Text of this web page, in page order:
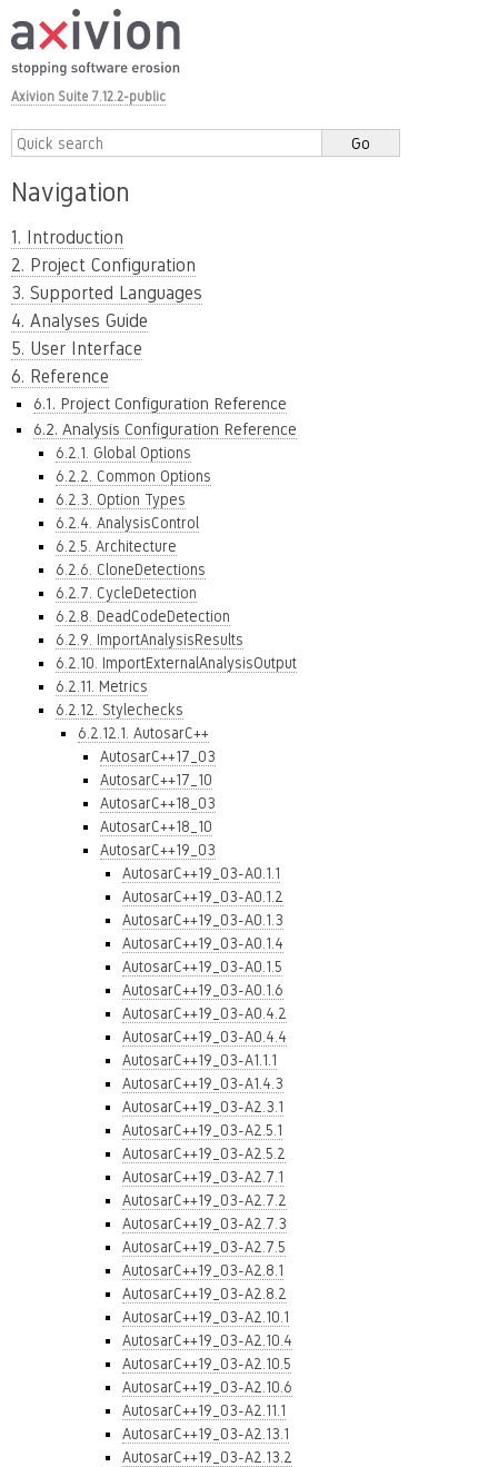
Axivion Suite 7.12.2-public
Navigation
1. Introduction
2. Project Configuration
3. Supported Languages
4. Analyses Guide
5. User Interface
6. Reference
6.1. Project Configuration Reference
6.2. Analysis Configuration Reference
6.2.1. Global Options
6.2.2. Common Options
6.2.3. Option Types
6.2.4. AnalysisControl
6.2.5. Architecture
6.2.6. CloneDetections
6.2.7. CycleDetection
6.2.8. DeadCodeDetection
6.2.9. ImportAnalysisResults
6.2.10. ImportExternalAnalysisOutput
6.2.11. Metrics
6.2.12. Stylechecks
6.2.12.1. AutosarC++
AutosarC++17_03
AutosarC++17_10
AutosarC++18_03
AutosarC++18_10
AutosarC++19_03
AutosarC++19_03-A0.1.1
AutosarC++19_03-A0.1.2
AutosarC++19_03-A0.1.3
AutosarC++19_03-A0.1.4
AutosarC++19_03-A0.1.5
AutosarC++19_03-A0.1.6
AutosarC++19_03-A0.4.2
AutosarC++19_03-A0.4.4
AutosarC++19_03-A1.1.1
AutosarC++19_03-A1.4.3
AutosarC++19_03-A2.3.1
AutosarC++19_03-A2.5.1
AutosarC++19_03-A2.5.2
AutosarC++19_03-A2.7.1
AutosarC++19_03-A2.7.2
AutosarC++19_03-A2.7.3
AutosarC++19_03-A2.7.5
AutosarC++19_03-A2.8.1
AutosarC++19_03-A2.8.2
AutosarC++19_03-A2.10.1
AutosarC++19_03-A2.10.4
AutosarC++19_03-A2.10.5
AutosarC++19_03-A2.10.6
AutosarC++19_03-A2.11.1
AutosarC++19_03-A2.13.1
AutosarC++19_03-A2.13.2